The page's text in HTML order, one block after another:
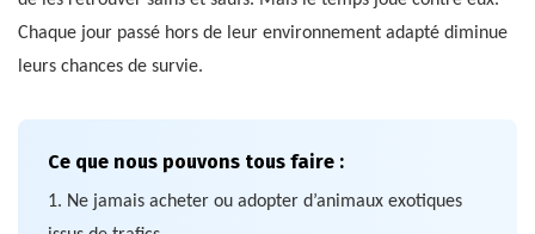
Chaque jour passé hors de leur environnement adapté diminue
leurs chances de survie.
Ce que nous pouvons tous faire :
1. Ne jamais acheter ou adopter d’animaux exotiques